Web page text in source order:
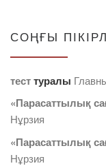
СОҢҒЫ
тесттуралы
«Парасаттылық
Нұрзия
«Парасаттылық
Нұрзия